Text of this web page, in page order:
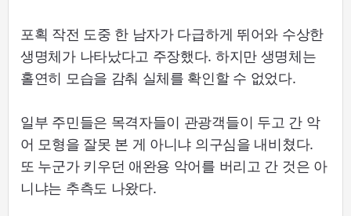
포획 작전 도중 한 남자가 다급하게 뛰어와 수상한
생명체가 나타났다고 주장했다. 하지만 생명체는
홀연히 모습을 감춰 실체를 확인할 수 없었다.
일부 주민들은 목격자들이 관광객들이 두고 간 악
어 모형을 잘못 본 게 아니냐 의구심을 내비쳤다.
또 누군가 키우던 애완용 악어를 버리고 간 것은 아
니냐는 추측도 나왔다.